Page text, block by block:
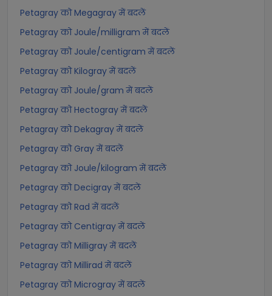
Petagray को Megagray में बदलें
Petagray को Joule/milligram में बदलें
Petagray को Joule/centigram में बदलें
Petagray को Kilogray में बदलें
Petagray को Joule/gram में बदलें
Petagray को Hectogray में बदलें
Petagray को Dekagray में बदलें
Petagray को Gray में बदलें
Petagray को Joule/kilogram में बदलें
Petagray को Decigray में बदलें
Petagray को Rad में बदलें
Petagray को Centigray में बदलें
Petagray को Milligray में बदलें
Petagray को Millirad में बदलें
Petagray को Microgray में बदलें